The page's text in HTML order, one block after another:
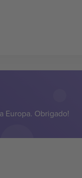
Europa. Obrigado!